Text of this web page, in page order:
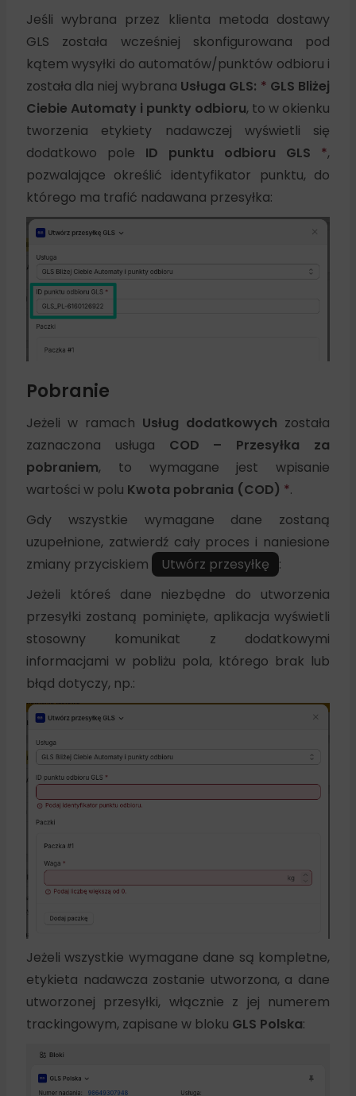
Jeśli wybrana przez klienta metoda dostawy
GLS została wcześniej skonfigurowana pod
kątem wysyłki do automatów/punktów odbioru i
została dla niej wybrana Usługa GLS: * GLS Bliżej
Ciebie Automaty i punkty odbioru, to w okienku
tworzenia etykiety nadawczej wyświetli się
dodatkowo pole ID punktu odbioru GLS *,
pozwalające określić identyfikator punktu, do
którego ma trafić nadawana przesyłka:
Pobranie
Jeżeli w ramach Usług dodatkowych została
zaznaczona usługa COD – Przesyłka za
pobraniem, to wymagane jest wpisanie
wartości w polu Kwota pobrania (COD) *.
Gdy wszystkie wymagane dane zostaną
uzupełnione, zatwierdź cały proces i naniesione
zmiany przyciskiem
Utwórz przesyłkę
:
Jeżeli któreś dane niezbędne do utworzenia
przesyłki zostaną pominięte, aplikacja wyświetli
stosowny komunikat z dodatkowymi
informacjami w pobliżu pola, którego brak lub
błąd dotyczy, np.:
Jeżeli wszystkie wymagane dane są kompletne,
etykieta nadawcza zostanie utworzona, a dane
utworzonej przesyłki, włącznie z jej numerem
trackingowym, zapisane w bloku GLS Polska: